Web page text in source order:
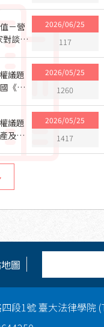
－營
對談：
2026/06/25
117
議題
《著
2026/05/25
1260
議題
及法
2026/05/25
1417
圖
段1號 臺大法律學院